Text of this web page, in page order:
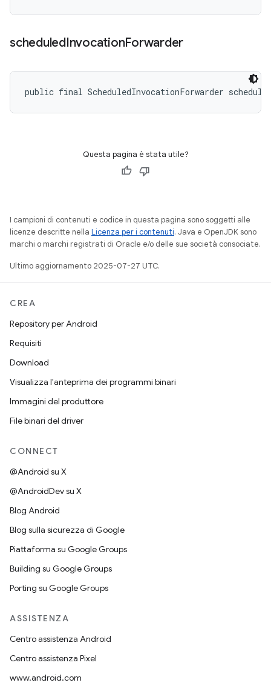
scheduledInvocationForwarder
public final ScheduledInvocationForwarder
Questa pagina è stata utile?
I campioni di contenuti e codice in questa pagina sono soggetti alle
licenze descritte nella Licenza per i contenuti. Java e OpenJDK sono
marchi o marchi registrati di Oracle e/o delle sue società consociate.
Ultimo aggiornamento 2025-07-27 UTC.
CREA
Repository per Android
Requisiti
Download
Visualizza l'anteprima dei programmi binari
Immagini del produttore
File binari del driver
CONNECT
@Android su X
@AndroidDev su X
Blog Android
Blog sulla sicurezza di Google
Piattaforma su Google Groups
Building su Google Groups
Porting su Google Groups
ASSISTENZA
Centro assistenza Android
Centro assistenza Pixel
www.android.com